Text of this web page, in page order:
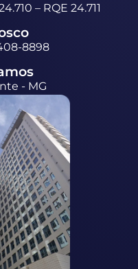
– RQE 24.711
8898
- MG